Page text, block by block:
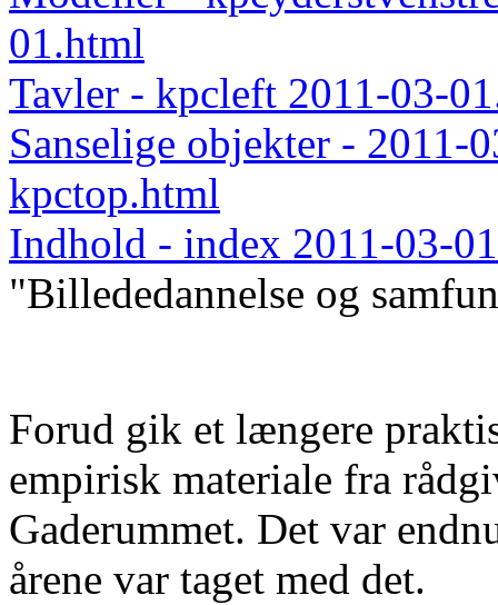
01.html
Tavler - kpcleft 2011-03-
Sanselige objekter - 2011-
kpctop.html
Indhold - index 2011-03-
"Billededannelse og
Forud gik et længere
empirisk materiale fra
Gaderummet. Det var
årene var taget med det.